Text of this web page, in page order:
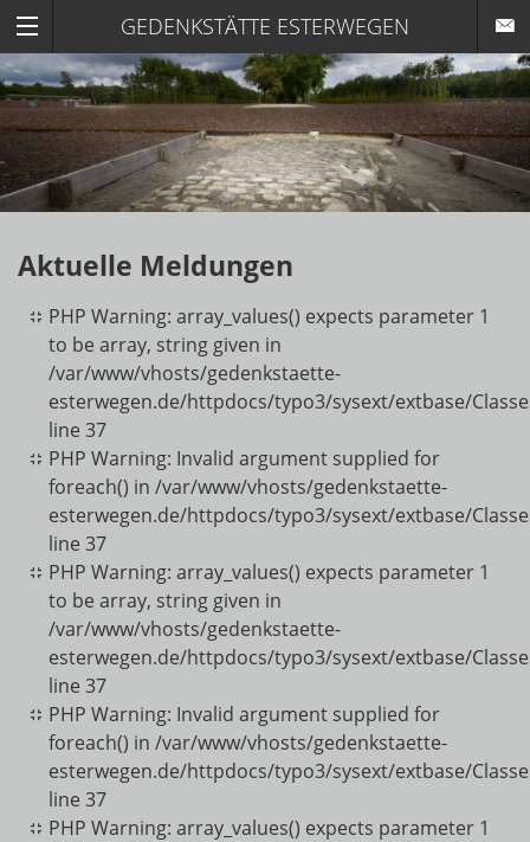
GEDENKSTÄTTE ESTERWEGEN
Aktuelle Meldungen
PHP Warning: array_values() expects parameter 1
to be array, string given in
/var/www/vhosts/gedenkstaette-
esterwegen.de/httpdocs/typo3/sysext/extbase/
line 37
PHP Warning: Invalid argument supplied for
foreach() in /var/www/vhosts/gedenkstaette-
esterwegen.de/httpdocs/typo3/sysext/extbase/
line 37
PHP Warning: array_values() expects parameter 1
to be array, string given in
/var/www/vhosts/gedenkstaette-
esterwegen.de/httpdocs/typo3/sysext/extbase/
line 37
PHP Warning: Invalid argument supplied for
foreach() in /var/www/vhosts/gedenkstaette-
esterwegen.de/httpdocs/typo3/sysext/extbase/
line 37
PHP Warning: array_values() expects parameter 1